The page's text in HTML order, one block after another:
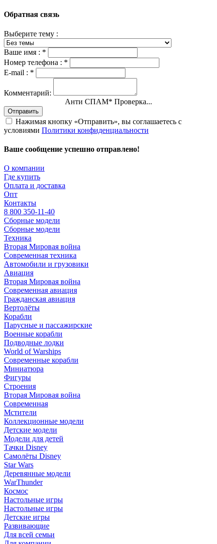
Обратная связь
Выберите тему :
Ваше имя : *
Номер телефона : *
E-mail : *
Комментарий:
Анти СПАМ* Проверка...
Отправить
Нажимая кнопку «Отправить», вы соглашаетесь с
условиями Политики конфиденциальности
Ваше сообщение успешно отправлено!
О компании
Где купить
Оплата и доставка
Опт
Контакты
8 800 350-11-40
Сборные модели
Сборные модели
Техника
Вторая Мировая война
Современная техника
Автомобили и грузовики
Авиация
Вторая Мировая война
Современная авиация
Гражданская авиация
Вертолёты
Корабли
Парусные и пассажирские
Военные корабли
Подводные лодки
World of Warships
Современные корабли
Миниатюра
Фигуры
Строения
Вторая Мировая война
Современная
Мстители
Коллекционные модели
Детские модели
Модели для детей
Тачки Disney
Самолёты Disney
Star Wars
Деревянные модели
WarThunder
Космос
Настольные игры
Настольные игры
Детские игры
Развивающие
Для всей семьи